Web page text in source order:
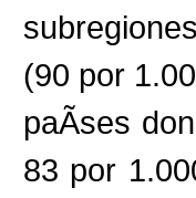
(90 por
paÃ­ses
83 por